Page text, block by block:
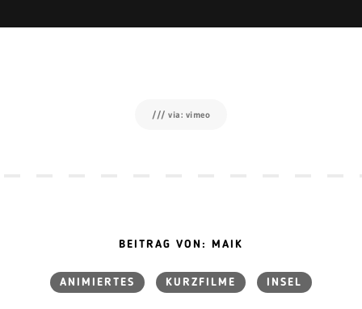
/// via: vimeo
BEITRAG VON: MAIK
ANIMIERTES KURZFILME INSEL